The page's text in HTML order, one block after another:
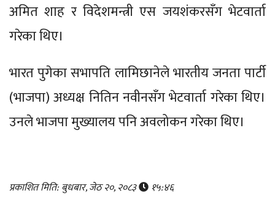
अमित शाह र विदेशमन्त्री एस जयशंकरसँग भेटवार्ता
गरेका थिए।
भारत पुगेका सभापति लामिछानेले भारतीय जनता पार्टी
(भाजपा) अध्यक्ष नितिन नवीनसँग भेटवार्ता गरेका थिए।
उनले भाजपा मुख्यालय पनि अवलोकन गरेका थिए।
प्रकाशित मिति: बुधबार, जेठ २०, २०८३ १५:४६